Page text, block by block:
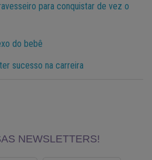
para conquistar de vez o
do bebê
sucesso na carreira